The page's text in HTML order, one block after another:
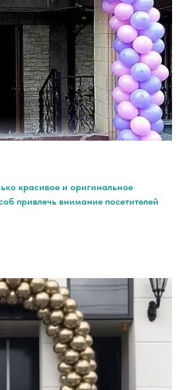
красивое и оригинальное
привлечь внимание посетителей